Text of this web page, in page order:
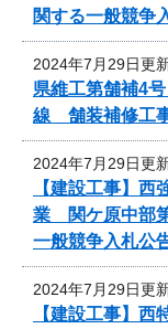
関する一般競争
2024年7月29日更
県維工第舗補4
線 舗装補修工
2024年7月29日更
【建設工事】
業 関ケ原中部
一般競争入札公
2024年7月29日更
【建設工事】